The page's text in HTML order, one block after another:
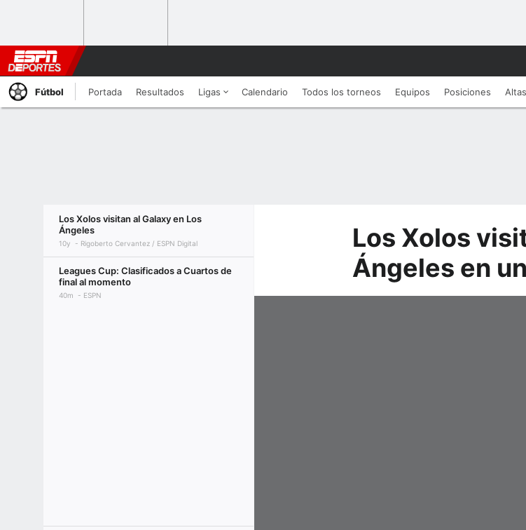
Fútbol Portada Resultados Ligas Calendario Todos los torneos Equipos Posiciones
Los Xolos visitan al Galaxy en Los
Ángeles
10y Rigoberto Cervantez / ESPN Digital
Leagues Cup: Clasificados a Cuartos de
final al momento
40m ESPN
Los Xolos
Ángeles en